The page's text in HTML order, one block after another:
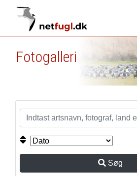
Fotogalleri
Søg